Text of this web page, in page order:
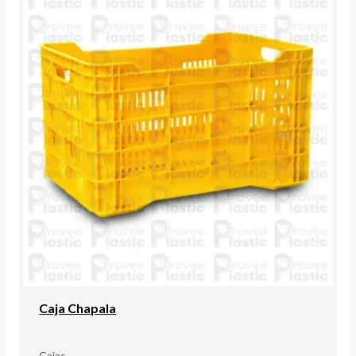
Caja Chapala